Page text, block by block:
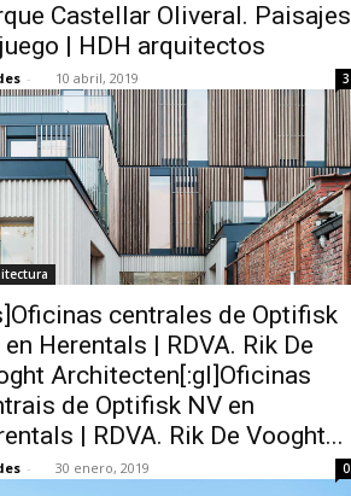
Castellar Oliveral. Paisajes
| HDH arquitectos
- 10 abril, 2019 3
centrales de Optifisk
en Herentals | RDVA. Rik De
Architecten[:gl]Oficinas
de Optifisk NV en
| RDVA. Rik De Vooght...
- 30 enero, 2019 0